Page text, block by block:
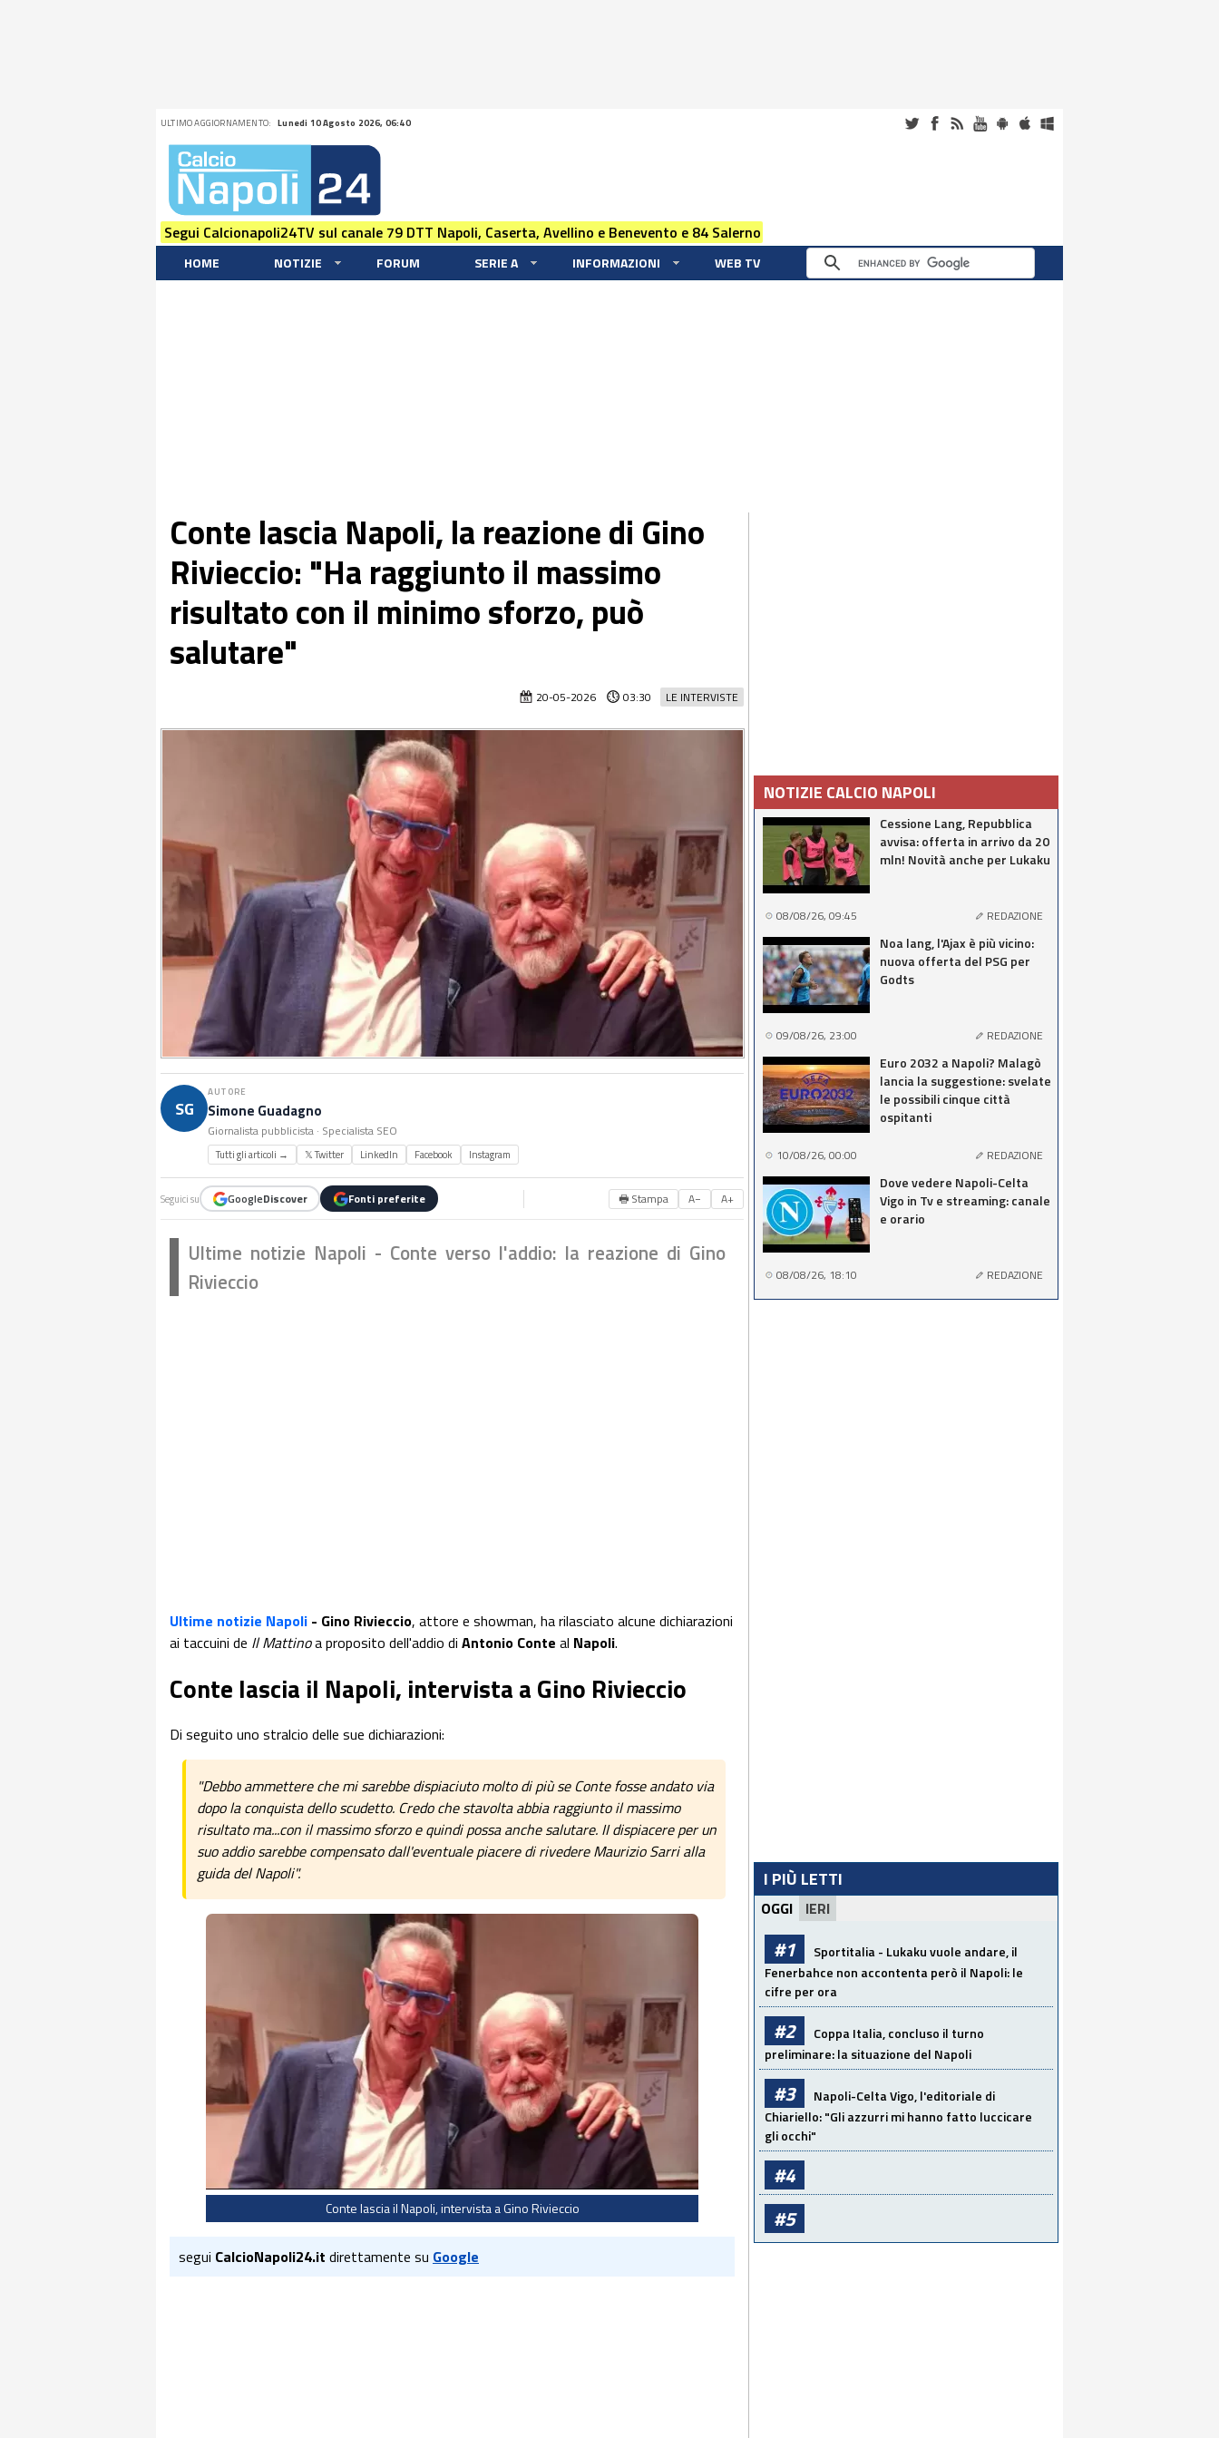
ULTIMO AGGIORNAMENTO: Lunedi 10 Agosto 2026, 06:40
Segui Calcionapoli24TV sul canale 79 DTT Napoli, Caserta, Avellino e Benevento e 84 Salerno
HOME NOTIZIE FORUM SERIE A INFORMAZIONI WEB TV
Conte lascia Napoli, la reazione di Gino
Rivieccio: "Ha raggiunto il massimo
risultato con il minimo sforzo, può
salutare"
LE INTERVISTE
20-05-2026 03:30
SG
AUTORE
Simone Guadagno
Giornalista pubblicista · Specialista SEO
Tutti gli articoli → 𝕏 Twitter LinkedIn Facebook Instagram
Seguici su GoogleDiscover Fonti preferite 🖶 Stampa A− A+
Ultime notizie Napoli - Conte verso l'addio: la reazione di Gino
Rivieccio
Ultime notizie Napoli - Gino Rivieccio, attore e showman, ha rilasciato alcune dichiarazioni
ai taccuini de Il Mattinoa proposito dell'addio di Antonio Conte al Napoli.
Conte lascia il Napoli, intervista a Gino Rivieccio
Di seguito uno stralcio delle sue dichiarazioni:
"Debbo ammettere che mi sarebbe dispiaciuto molto di più se Conte fosse andato via
dopo la conquista dello scudetto. Credo che stavolta abbia raggiunto il massimo
risultato ma...con il massimo sforzo e quindi possa anche salutare. II dispiacere per un
suo addio sarebbe compensato dall'eventuale piacere di rivedere Maurizio Sarri alla
guida del Napoli".
Conte lascia il Napoli, intervista a Gino Rivieccio
segui CalcioNapoli24.it direttamente su Google
NOTIZIE CALCIO NAPOLI
Cessione Lang, Repubblica
avvisa: offerta in arrivo da 20
mln! Novità anche per Lukaku
08/08/26, 09:45 REDAZIONE
Noa lang, l'Ajax è più vicino:
nuova offerta del PSG per
Godts
09/08/26, 23:00 REDAZIONE
Euro 2032 a Napoli? Malagò
lancia la suggestione: svelate
le possibili cinque città
ospitanti
10/08/26, 00:00 REDAZIONE
Dove vedere Napoli-Celta
Vigo in Tv e streaming: canale
e orario
08/08/26, 18:10 REDAZIONE
I PIÙ LETTI
OGGI IERI
#1
Sportitalia - Lukaku vuole andare, il
Fenerbahce non accontenta però il Napoli: le
cifre per ora
#2
Coppa Italia, concluso il turno
preliminare: la situazione del Napoli
#3
Napoli-Celta Vigo, l'editoriale di
Chiariello: "Gli azzurri mi hanno fatto luccicare
gli occhi"
#4
#5